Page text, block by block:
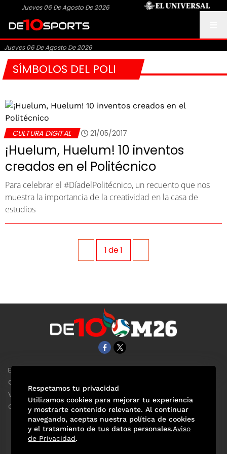
Jueves 06 De Agosto De 2026
Jueves 06 De Agosto De 2026
SÍMBOLOS DEL POLI
CULTURA DIGITAL 21/05/2017
¡Huelum, Huelum! 10 inventos
creados en el Politécnico
Para celebrar el #DíadelPolitécnico, un recuento que nos
muestra la importancia de la creatividad en la casa de
estudios
1de1
EL UNIVERSAL
Clase
ViveUSA
Confabulario
Respetamos tu privacidad
Utilizamos cookies para mejorar tu experiencia
y mostrarte contenido relevante. Al continuar
navegando, aceptas nuestra política de cookies
y el tratamiento de tus datos personales.Aviso
de Privacidad.